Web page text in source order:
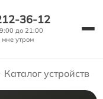
36-12
до 21:00
мне утром
Каталог устройств